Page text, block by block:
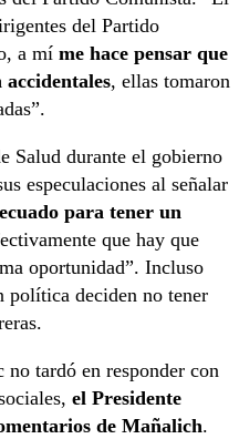
del Partido
a mí me hace pensar que
accidentales, ellas tomaron
Salud durante el gobierno
especulaciones al señalar
para tener un
que hay que
oportunidad”. Incluso
política deciden no tener
tardó en responder con
el Presidente
de Mañalich.